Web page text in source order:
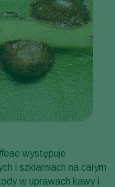
występuje
i szklarniach na całym
w uprawach kawy i